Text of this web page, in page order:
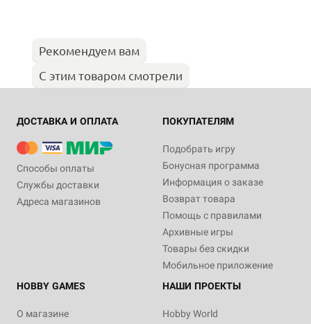
Рекомендуем вам
С этим товаром смотрели
ДОСТАВКА И ОПЛАТА
Способы оплаты
Службы доставки
Адреса магазинов
ПОКУПАТЕЛЯМ
Подобрать игру
Бонусная программа
Информация о заказе
Возврат товара
Помощь с правилами
Архивные игры
Товары без скидки
Мобильное приложение
HOBBY GAMES
О магазине
НАШИ ПРОЕКТЫ
Hobby World